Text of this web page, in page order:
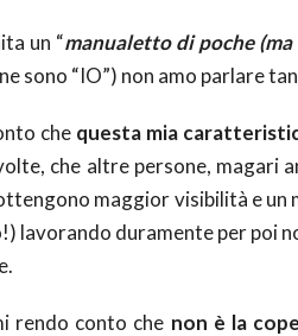
un “manualetto di poche
sono “IO”) non amo parlare
che questa mia
che altre persone, magari
maggior visibilità e un
lavorando duramente per poi
rendo conto che non è la